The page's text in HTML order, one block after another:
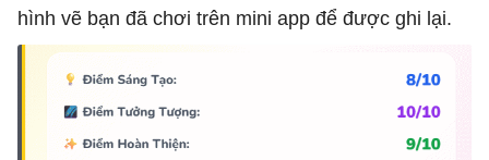
hình vẽ bạn đã chơi trên mini app để được ghi lại.